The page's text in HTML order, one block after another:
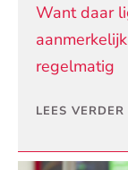
Want daar
regelmatig
LEES VERDER